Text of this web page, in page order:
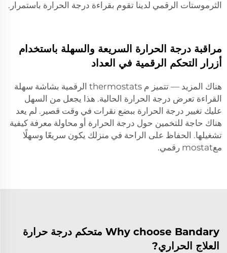
الثرموستات الرقمي لدينا تقوم بقراءة درجة الحرارة باستمرار.
مراقبة درجة الحرارة السريعة والسهلة باستخدام
أزرار التحكم الرقمية في العداد
هناك المزيد — تتميز م thermostats الرقمية بشاشة سهلة
القراءة تعرض درجة الحرارة الحالية. هذا يجعل من السهل
عليك تغيير درجة الحرارة ببضع نقرات في وقت قصير. لم يعد
هناك حاجة للتخمين حول درجة الحرارة أو محاولة معرفة كيفية
تشغيلها. الحفاظ على الراحة في منزلك يكون سريعًا وسهلًا
معmostat رقمي.
Why choose Bandary متحكم درجة حرارة
العلاج الحراري?